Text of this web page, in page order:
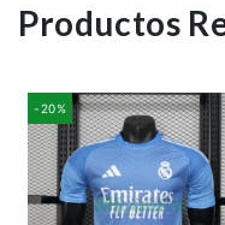
Productos
-20%